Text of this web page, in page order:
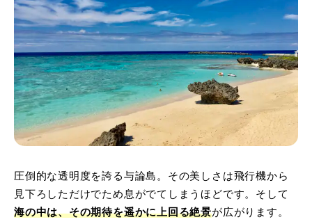
圧倒的な透明度を誇る与論島。その美しさは飛行機から
見下ろしただけでため息がでてしまうほどです。そして
海の中は、その期待を遥かに上回る絶景が広がります。